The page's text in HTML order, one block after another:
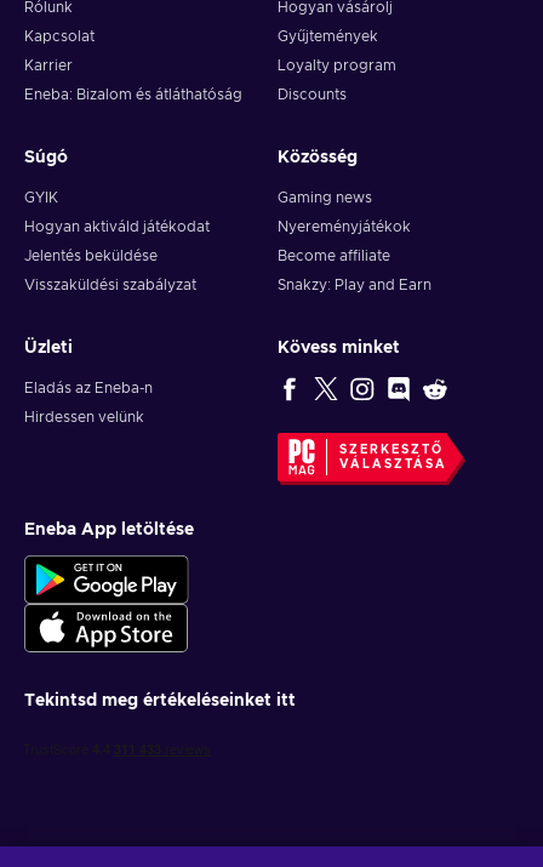
Rólunk
Kapcsolat
Karrier
Eneba: Bizalom és átláthatóság
Hogyan vásárolj
Gyűjtemények
Loyalty program
Discounts
Súgó
GYIK
Hogyan aktiváld játékodat
Jelentés beküldése
Visszaküldési szabályzat
Közösség
Gaming news
Nyereményjátékok
Become affiliate
Snakzy: Play and Earn
Üzleti
Eladás az Eneba-n
Hirdessen velünk
Kövess minket
SZERKESZTŐ
VÁLASZTÁSA
Eneba App letöltése
Tekintsd meg értékeléseinket itt